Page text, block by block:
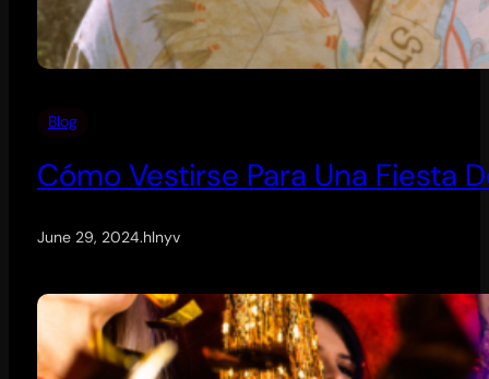
Blog
Cómo Vestirse Para Una Fiesta
June 29, 2024.hlnyv